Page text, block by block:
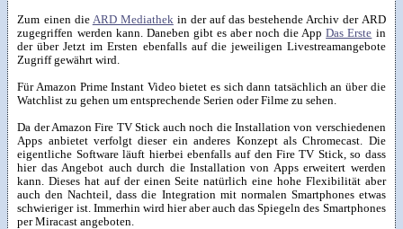
Zum einen die ARD Mediathekin der auf das bestehende Archiv der ARD
zugegriffen werden kann. Daneben gibt es aber noch die AppDas Erste in
der über Jetzt im Ersten ebenfalls auf die jeweiligen Livestreamangebote
Zugriff gewährt wird.
Für Amazon Prime Instant Video bietet es sich dann tatsächlich an über die
Watchlist zu gehen um entsprechende Serien oder Filme zu sehen.
Da der Amazon Fire TV Stick auch noch die Installation von verschiedenen
Apps anbietet verfolgt dieser ein anderes Konzept als Chromecast. Die
eigentliche Software läuft hierbei ebenfalls auf den Fire TV Stick, so dass
hier das Angebot auch durch die Installation von Apps erweitert werden
kann. Dieses hat auf der einen Seite natürlich eine hohe Flexibilität aber
auch den Nachteil, dass die Integration mit normalen Smartphones etwas
schwieriger ist. Immerhin wird hier aber auch das Spiegeln des Smartphones
per Miracast angeboten.